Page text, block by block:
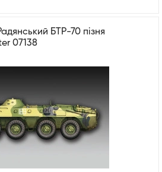
БТР-70 пізня
07138